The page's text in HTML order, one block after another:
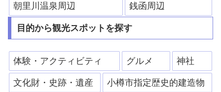
朝里川温泉周辺 銭函周辺
目的から観光スポットを探す
体験・アクティビティ グルメ 神社
文化財・史跡・遺産 小樽市指定歴史的建造物